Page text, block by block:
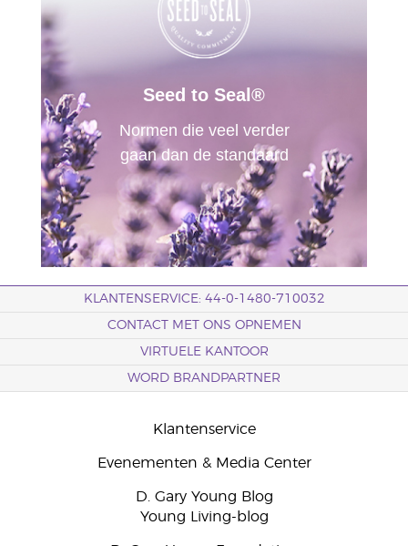
Seed to Seal®
Normen die veel verder
gaan dan de standaard
KLANTENSERVICE: 44-0-1480-710032
CONTACT MET ONS OPNEMEN
VIRTUELE KANTOOR
WORD BRANDPARTNER
Klantenservice
Evenementen & Media Center
D. Gary Young Blog
Young Living-blog